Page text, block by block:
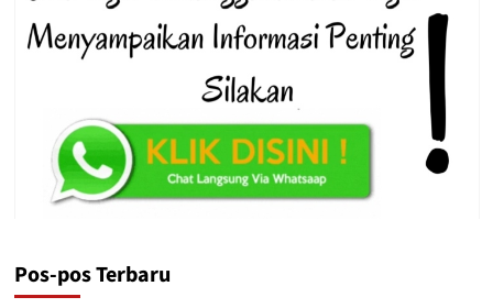
Pos-pos Terbaru